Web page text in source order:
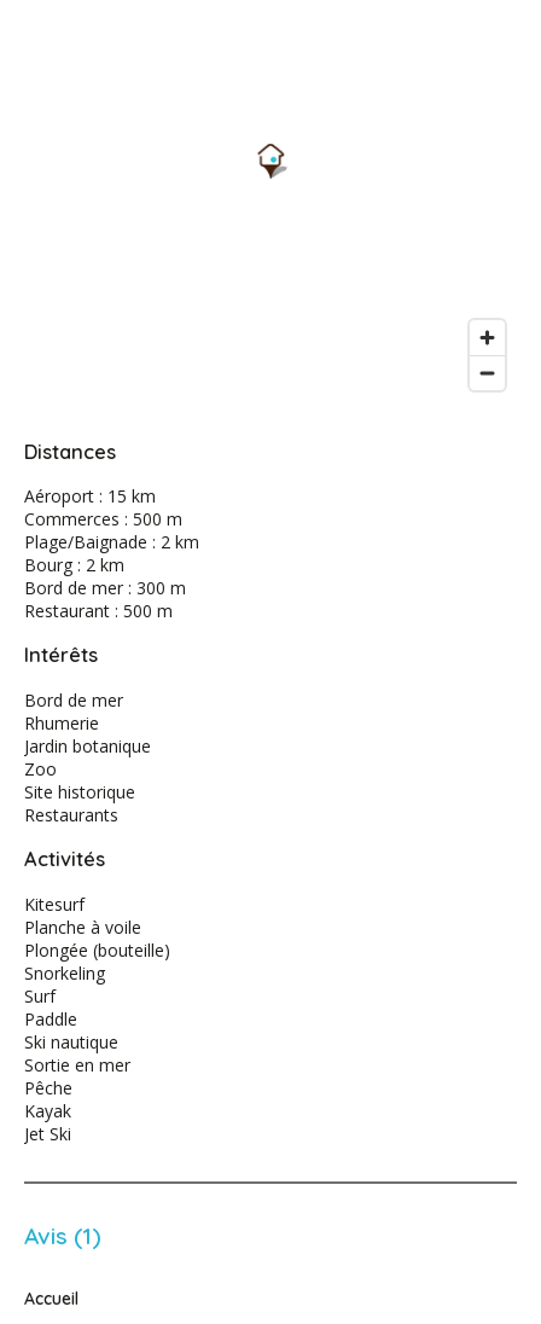
Distances
Aéroport : 15 km
Commerces : 500 m
Plage/Baignade : 2 km
Bourg : 2 km
Bord de mer : 300 m
Restaurant : 500 m
Intérêts
Bord de mer
Rhumerie
Jardin botanique
Zoo
Site historique
Restaurants
Activités
Kitesurf
Planche à voile
Plongée (bouteille)
Snorkeling
Surf
Paddle
Ski nautique
Sortie en mer
Pêche
Kayak
Jet Ski
Avis (1)
Accueil